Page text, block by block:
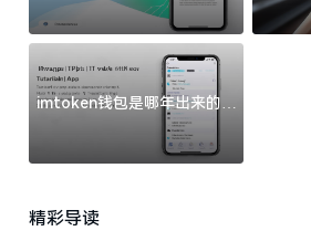
imtoken钱包是哪年出来的？
一文给你说清楚
精彩导读